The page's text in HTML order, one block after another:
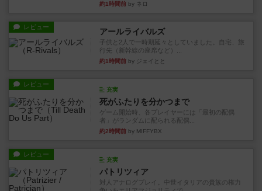
約1時間前 by ネロ
レビュー アールライバルズ
子供と2人で一時期延々としていました。自宅、旅
行先（新幹線の座席など）...
約1時間前 by ジェイとと
レビュー
充実
死がふたりを分かつまで
ゲーム開始時、各プレイヤーには「最初の配偶
者」がランダムに配られる配偶...
約2時間前 by MIFFYBX
レビュー
充実
パトリツィア
対人アナログプレイ。中世イタリアの貴族の権力